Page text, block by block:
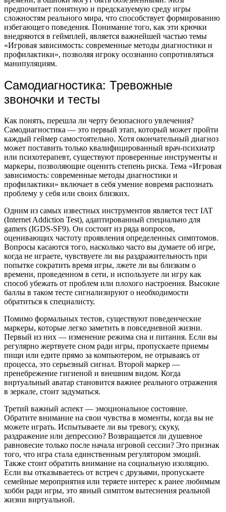
предпочитает понятную и предсказуемую среду игры
сложностям реального мира, что способствует формированию
избегающего поведения. Понимание того, как эти крючки
внедряются в геймплей, является важнейшей частью темы
«Игровая зависимость: современные методы диагностики и
профилактики», позволяя игроку осознанно сопротивляться
манипуляциям.
Самодиагностика: Тревожные
звоночки и тесты
Как понять, перешла ли черту безопасного увлечения?
Самодиагностика — это первый этап, который может пройти
каждый геймер самостоятельно. Хотя окончательный диагноз
может поставить только квалифицированный врач-психиатр
или психотерапевт, существуют проверенные инструменты и
маркеры, позволяющие оценить степень риска. Тема «Игровая
зависимость: современные методы диагностики и
профилактики» включает в себя умение вовремя распознать
проблему у себя или своих близких.
Одним из самых известных инструментов является тест IAT
(Internet Addiction Test), адаптированный специально для
gamers (IGDS-SF9). Он состоит из ряда вопросов,
оценивающих частоту проявления определенных симптомов.
Вопросы касаются того, насколько часто вы думаете об игре,
когда не играете, чувствуете ли вы раздражительность при
попытке сократить время игры, лжете ли вы близким о
времени, проведенном в сети, и используете ли игру как
способ убежать от проблем или плохого настроения. Высокие
баллы в таком тесте сигнализируют о необходимости
обратиться к специалисту.
Помимо формальных тестов, существуют поведенческие
маркеры, которые легко заметить в повседневной жизни.
Первый из них — изменение режима сна и питания. Если вы
регулярно жертвуете сном ради игры, пропускаете приемы
пищи или едите прямо за компьютером, не отрываясь от
процесса, это серьезный сигнал. Второй маркер —
пренебрежение гигиеной и внешним видом. Когда
виртуальный аватар становится важнее реального отражения
в зеркале, стоит задуматься.
Третий важный аспект — эмоциональное состояние.
Обратите внимание на свои чувства в моменты, когда вы не
можете играть. Испытываете ли вы тревогу, скуку,
раздражение или депрессию? Возвращается ли душевное
равновесие только после начала игровой сессии? Это признак
того, что игра стала единственным регулятором эмоций.
Также стоит обратить внимание на социальную изоляцию.
Если вы отказываетесь от встреч с друзьями, пропускаете
семейные мероприятия или теряете интерес к ранее любимым
хобби ради игры, это явный симптом вытеснения реальной
жизни виртуальной.